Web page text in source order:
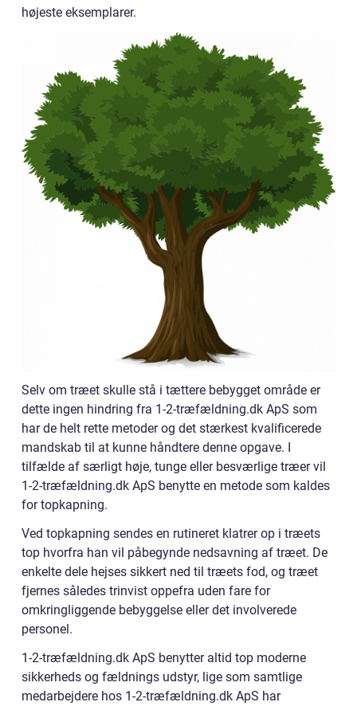
højeste eksemplarer.
Selv om træet skulle stå i tættere bebygget område er
dette ingen hindring fra 1-2-træfældning.dk ApS som
har de helt rette metoder og det stærkest kvalificerede
mandskab til at kunne håndtere denne opgave. I
tilfælde af særligt høje, tunge eller besværlige træer vil
1-2-træfældning.dk ApS benytte en metode som kaldes
for topkapning.
Ved topkapning sendes en rutineret klatrer op i træets
top hvorfra han vil påbegynde nedsavning af træet. De
enkelte dele hejses sikkert ned til træets fod, og træet
fjernes således trinvist oppefra uden fare for
omkringliggende bebyggelse eller det involverede
personel.
1-2-træfældning.dk ApS benytter altid top moderne
sikkerheds og fældnings udstyr, lige som samtlige
medarbejdere hos 1-2-træfældning.dk ApS har